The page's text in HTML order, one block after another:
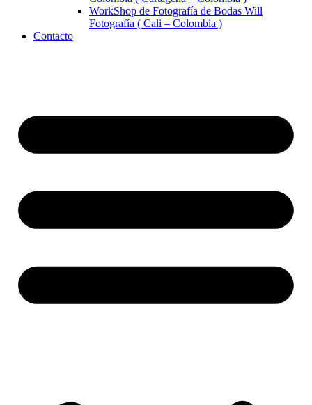
WorkShop de Fotografía de Bodas Will
Fotografía ( Cali – Colombia )
Contacto